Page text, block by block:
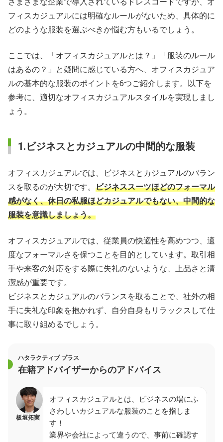
さまざまな企業で導入されているドレスコードですが、オ
フィスカジュアルには明確なルールがないため、具体的に
どのような服装を選ぶべきか悩む方もいるでしょう。
ここでは、「オフィスカジュアルとは？」「服装のルール
はあるの？」と疑問に感じている方へ、オフィスカジュア
ルの基本的な服装のポイントを6つご紹介します。以下を
参考に、適切なオフィスカジュアルスタイルを実現しまし
ょう。
1.ビジネスとカジュアルの中間的な服装
オフィスカジュアルでは、ビジネスとカジュアルのバラン
スを取るのが大切です。 ビジネススーツほどのフォーマル
感がなく、休日の私服ほどカジュアルでもない、中間的な
服装を意識しましょう。
オフィスカジュアルでは、従業員の快適性を高めつつ、適
度なフォーマルさを保つことを目的としています。取引相
手や来客の対応をする際に失礼のないような、上品さと清
潔感が重要です。
ビジネスとカジュアルのバランスを取ることで、社外の相
手に失礼な印象を抱かれず、自分自身もリラックスして仕
事に取り組めるでしょう。
ハタラクティブ プラス
在籍アドバイザーからのアドバイス
板垣拓実
オフィスカジュアルとは、ビジネスの場にふ
さわしいカジュアルな服装のことを指しま
す！
業界や会社によって違うので、事前に確認す